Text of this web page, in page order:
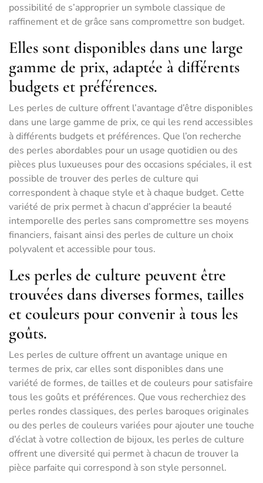
possibilité de s’approprier un symbole classique de
raffinement et de grâce sans compromettre son budget.
Elles sont disponibles dans une large
gamme de prix, adaptée à différents
budgets et préférences.
Les perles de culture offrent l’avantage d’être disponibles
dans une large gamme de prix, ce qui les rend accessibles
à différents budgets et préférences. Que l’on recherche
des perles abordables pour un usage quotidien ou des
pièces plus luxueuses pour des occasions spéciales, il est
possible de trouver des perles de culture qui
correspondent à chaque style et à chaque budget. Cette
variété de prix permet à chacun d’apprécier la beauté
intemporelle des perles sans compromettre ses moyens
financiers, faisant ainsi des perles de culture un choix
polyvalent et accessible pour tous.
Les perles de culture peuvent être
trouvées dans diverses formes, tailles
et couleurs pour convenir à tous les
goûts.
Les perles de culture offrent un avantage unique en
termes de prix, car elles sont disponibles dans une
variété de formes, de tailles et de couleurs pour satisfaire
tous les goûts et préférences. Que vous recherchiez des
perles rondes classiques, des perles baroques originales
ou des perles de couleurs variées pour ajouter une touche
d’éclat à votre collection de bijoux, les perles de culture
offrent une diversité qui permet à chacun de trouver la
pièce parfaite qui correspond à son style personnel.